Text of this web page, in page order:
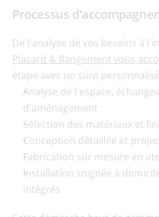
Processus
Placard & Rangement vous
étape avec un suivi
Analyse de l'espace,
d'aménagement
Sélection des matériaux et
Conception détaillée et
Fabrication sur mesure en
Installation soignée à
intégrés